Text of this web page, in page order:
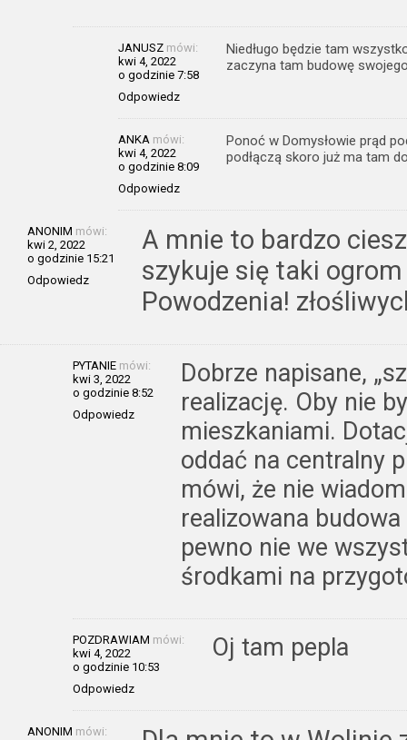
JANUSZ mówi:
kwi 4, 2022
o godzinie 7:58
Odpowiedz
Niedługo będzie tam
zaczyna tam budowę
ANKA mówi:
kwi 4, 2022
o godzinie 8:09
Odpowiedz
Ponoć w Domysłowie prąd
podłączą skoro już ma tam
ANONIM mówi:
kwi 2, 2022
o godzinie 15:21
Odpowiedz
A mnie to bardzo
szykuje się taki
Powodzenia!
PYTANIE mówi:
kwi 3, 2022
o godzinie 8:52
Odpowiedz
Dobrze napisane,
realizację. Oby nie
mieszkaniami.
oddać na centralny
mówi, że nie
realizowana
pewno nie we
środkami na
POZDRAWIAM mówi:
kwi 4, 2022
o godzinie 10:53
Odpowiedz
Oj tam pepla
ANONIM mówi: